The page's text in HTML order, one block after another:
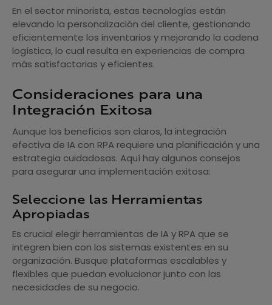
En el sector minorista, estas tecnologías están
elevando la personalización del cliente, gestionando
eficientemente los inventarios y mejorando la cadena
logística, lo cual resulta en experiencias de compra
más satisfactorias y eficientes.
Consideraciones para una
Integración Exitosa
Aunque los beneficios son claros, la integración
efectiva de IA con RPA requiere una planificación y una
estrategia cuidadosas. Aquí hay algunos consejos
para asegurar una implementación exitosa:
Seleccione las Herramientas
Apropiadas
Es crucial elegir herramientas de IA y RPA que se
integren bien con los sistemas existentes en su
organización. Busque plataformas escalables y
flexibles que puedan evolucionar junto con las
necesidades de su negocio.